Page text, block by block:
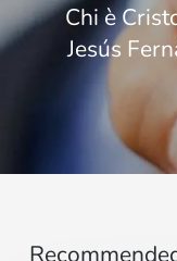
Chi è
Jesús